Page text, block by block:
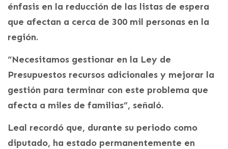
énfasis en la reducción de las listas de espera
que afectan a cerca de 300 mil personas en la
región.
“Necesitamos gestionar en la Ley de
Presupuestos recursos adicionales y mejorar la
gestión para terminar con este problema que
afecta a miles de familias”, señaló.
Leal recordó que, durante su periodo como
diputado, ha estado permanentemente en